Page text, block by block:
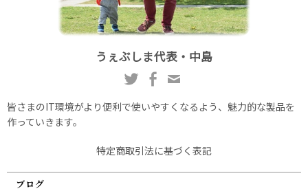
うぇぶしま代表・中島
皆さまのIT環境がより便利で使いやすくなるよう、魅力的な製品を
作っていきます。
特定商取引法に基づく表記
ブログ